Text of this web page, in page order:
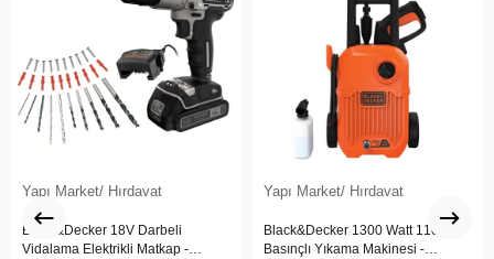
Yapı Market/ Hırdavat
Black&Decker 18V Darbeli
Vidalama Elektrikli Matkap -
Yapı Market/ Hırdavat
Black&Decker 1300 Watt 110 Bar
Basınçlı Yıkama Makinesi -